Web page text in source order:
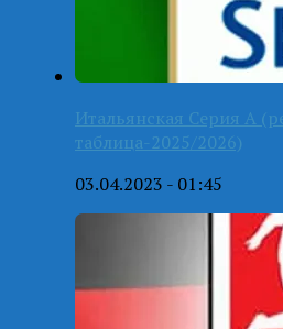
Итальянская Серия А
таблица-2025/2026)
03.04.2023 - 01:45